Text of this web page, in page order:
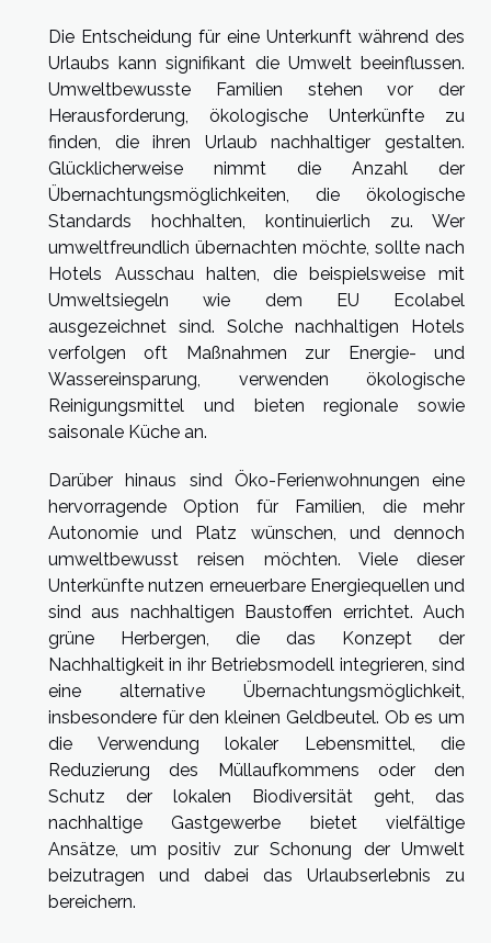
Die Entscheidung für eine Unterkunft während des
Urlaubs kann signifikant die Umwelt beeinflussen.
Umweltbewusste Familien stehen vor der
Herausforderung, ökologische Unterkünfte zu
finden, die ihren Urlaub nachhaltiger gestalten.
Glücklicherweise nimmt die Anzahl der
Übernachtungsmöglichkeiten, die ökologische
Standards hochhalten, kontinuierlich zu. Wer
umweltfreundlich übernachten möchte, sollte nach
Hotels Ausschau halten, die beispielsweise mit
Umweltsiegeln wie dem EU Ecolabel
ausgezeichnet sind. Solche nachhaltigen Hotels
verfolgen oft Maßnahmen zur Energie- und
Wassereinsparung, verwenden ökologische
Reinigungsmittel und bieten regionale sowie
saisonale Küche an.
Darüber hinaus sind Öko-Ferienwohnungen eine
hervorragende Option für Familien, die mehr
Autonomie und Platz wünschen, und dennoch
umweltbewusst reisen möchten. Viele dieser
Unterkünfte nutzen erneuerbare Energiequellen und
sind aus nachhaltigen Baustoffen errichtet. Auch
grüne Herbergen, die das Konzept der
Nachhaltigkeit in ihr Betriebsmodell integrieren, sind
eine alternative Übernachtungsmöglichkeit,
insbesondere für den kleinen Geldbeutel. Ob es um
die Verwendung lokaler Lebensmittel, die
Reduzierung des Müllaufkommens oder den
Schutz der lokalen Biodiversität geht, das
nachhaltige Gastgewerbe bietet vielfältige
Ansätze, um positiv zur Schonung der Umwelt
beizutragen und dabei das Urlaubserlebnis zu
bereichern.